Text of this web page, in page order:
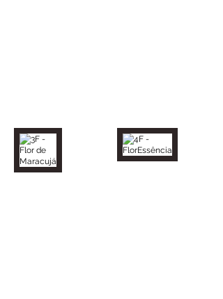
3F - Flor de Maracujá4F - FlorEssência